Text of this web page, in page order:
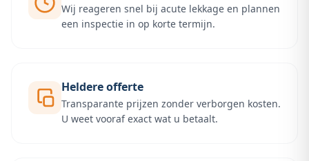
Wij reageren snel bij acute lekkage en plannen
een inspectie in op korte termijn.
Heldere offerte
Transparante prijzen zonder verborgen kosten.
U weet vooraf exact wat u betaalt.